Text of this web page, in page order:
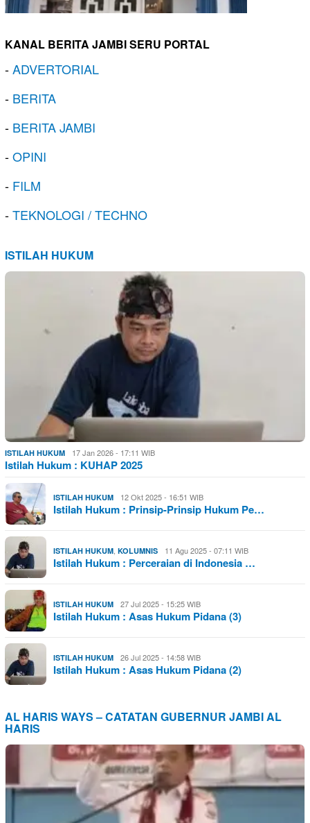
KANAL BERITA JAMBI SERU PORTAL
-ADVERTORIAL
- BERITA
- BERITA JAMBI
-OPINI
- FILM
-TEKNOLOGI / TECHNO
ISTILAH HUKUM
ISTILAH HUKUM 17 Jan 2026 - 17:11 WIB
Istilah Hukum : KUHAP 2025
ISTILAH HUKUM 12 Okt 2025 - 16:51 WIB
Istilah Hukum : Prinsip-Prinsip Hukum Pe…
ISTILAH HUKUM KOLUMNIS 11 Agu 2025 - 07:11 WIB
Istilah Hukum : Perceraian di Indonesia …
ISTILAH HUKUM 27 Jul 2025 - 15:25 WIB
Istilah Hukum : Asas Hukum Pidana (3)
ISTILAH HUKUM 26 Jul 2025 - 14:58 WIB
Istilah Hukum : Asas Hukum Pidana (2)
AL HARIS WAYS – CATATAN GUBERNUR JAMBI AL
HARIS